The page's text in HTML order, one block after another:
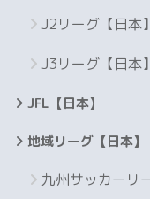
J2リーグ【日本】
J3リーグ【日本】
JFL【日本】
地域リーグ【日本】
九州サッカーリ